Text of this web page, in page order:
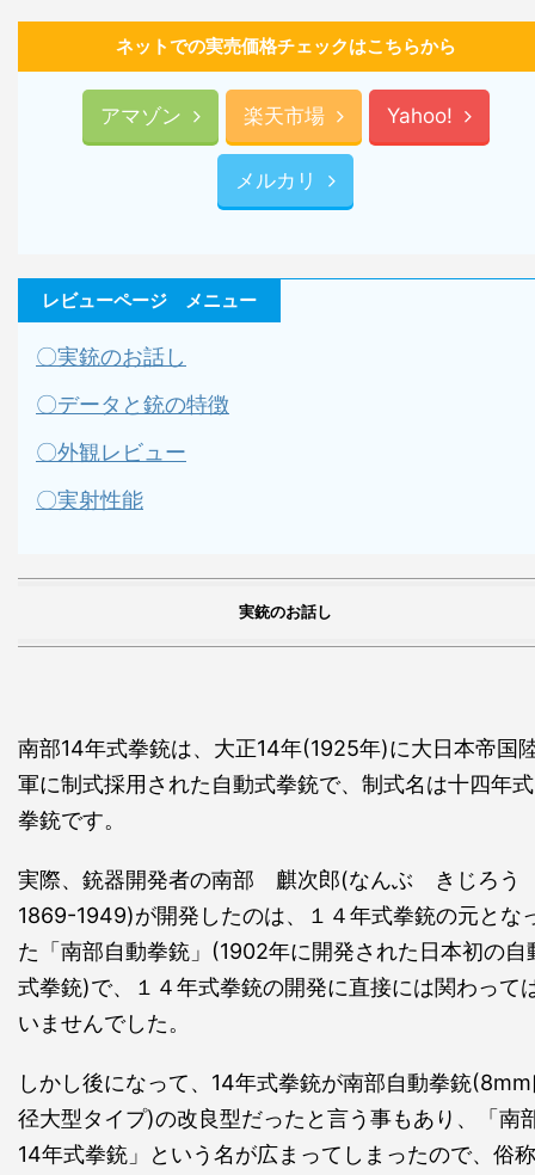
ネットでの実売価格チェックはこちらから
アマゾン 楽天市場 Yahoo!
メルカリ
レビューページ メニュー
〇実銃のお話し
〇データと銃の特徴
〇外観レビュー
〇実射性能
実銃のお話し
南部14年式拳銃は、大正14年(1925年)に大日本帝国
軍に制式採用された自動式拳銃で、制式名は十四年式
拳銃です。
実際、銃器開発者の南部 麒次郎(なんぶ きじろう
1869-1949)が開発したのは、１４年式拳銃の元とな
た「南部自動拳銃」(1902年に開発された日本初の自
式拳銃)で、１４年式拳銃の開発に直接には関わって
いませんでした。
しかし後になって、14年式拳銃が南部自動拳銃
径大型タイプ)の改良型だったと言う事もあり、「南
14年式拳銃」という名が広まってしまったので、俗称